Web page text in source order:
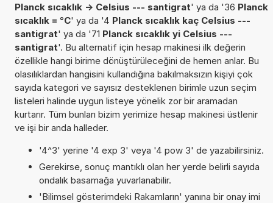
Planck sıcaklık -> Celsius --- santigrat' ya da '36 Planck
sıcaklık = °C' ya da '4 Planck sıcaklık kaç Celsius ---
santigrat' ya da '71 Planck sıcaklık yi Celsius ---
santigrat'. Bu alternatif için hesap makinesi ilk değerin
özellikle hangi birime dönüştürüleceğini de hemen anlar. Bu
olasılıklardan hangisini kullandığına bakılmaksızın kişiyi çok
sayıda kategori ve sayısız desteklenen birimle uzun seçim
listeleri halinde uygun listeye yönelik zor bir aramadan
kurtarır. Tüm bunları bizim yerimize hesap makinesi üstlenir
ve işi bir anda halleder.
'4^3' yerine '4 exp 3' veya '4 pow 3' de yazabilirsiniz.
Gerekirse, sonuç mantıklı olan her yerde belirli sayıda
ondalık basamağa yuvarlanabilir.
'Bilimsel gösterimdeki Rakamların' yanına bir onay imi